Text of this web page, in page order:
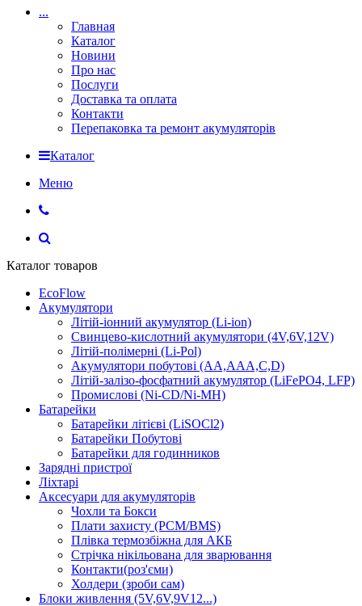
...
Главная
Каталог
Новини
Про нас
Послуги
Доставка та оплата
Контакти
Перепаковка та ремонт акумуляторів
Каталог
Меню
Каталог товаров
EcoFlow
Акумулятори
Літій-іонний акумулятор (Li-ion)
Свинцево-кислотний акумулятори (4V,6V,12V)
Літій-полімерні (Li-Pol)
Акумулятори побутові (AA,AAA,C,D)
Літій-залізо-фосфатний акумулятор (LiFePO4, LFP)
Промислові (Ni-CD/Ni-MH)
Батарейки
Батарейки літієві (LiSOCl2)
Батарейки Побутові
Батарейки для годинников
Зарядні пристрої
Ліхтарі
Аксесуари для акумуляторів
Чохли та Бокси
Плати захисту (PCM/BMS)
Плівка термозбіжна для АКБ
Стрічка нікільована для зварювання
Контакти(роз'єми)
Холдери (зроби сам)
Блоки живлення (5V,6V,9V12...)